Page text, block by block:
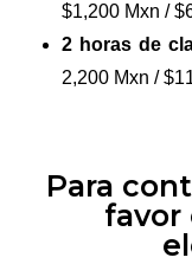
$1,200 Mxn /
2 horas de
2,200 Mxn /
Para
favor